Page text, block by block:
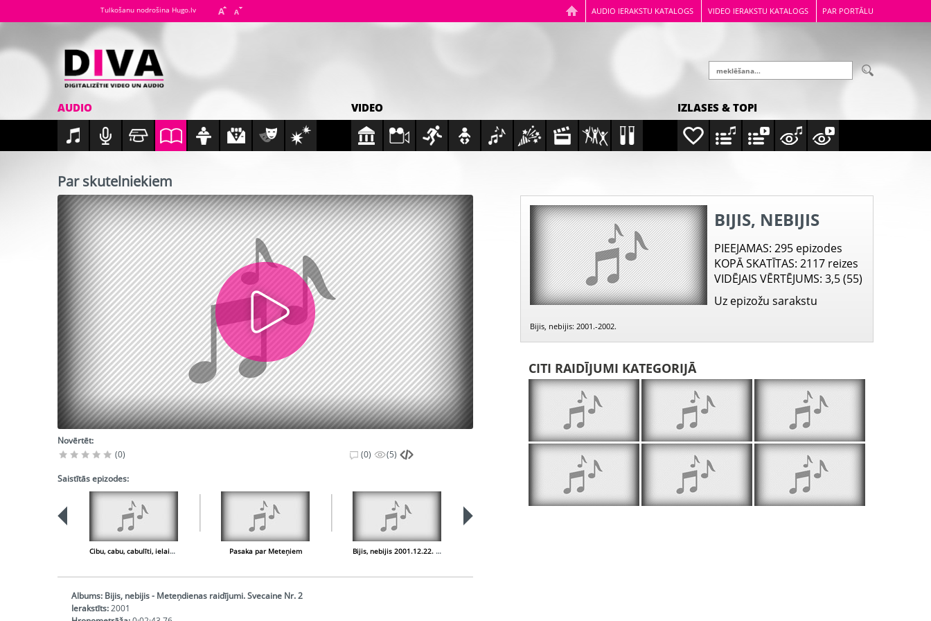
AUDIO IERAKSTU KATALOGS VIDEO IERAKSTU KATALOGS PAR PORTĀLU
Tulkošanu nodrošina Hugo.lv
AUDIO VIDEO IZLASES & TOPI
Par skutelniekiem
Novērtēt:
(0)
(0) (5)
Saistītās epizodes:
Cibu, cabu, cabulīti, ielaid mani istabā Pasaka par Meteņiem Bijis, nebijis 2001.12.22. - Ziemassvētku raidījums - Nerejati, ciemas suņi
Albums: Bijis, nebijis - Meteņdienas raidījumi. Svecaine Nr. 2
Ierakstīts:2001
BIJIS, NEBIJIS
PIEEJAMAS: 295 epizodes
KOPĀ SKATĪTAS: 2117 reizes
VIDĒJAIS VĒRTĒJUMS: 3,5 (55)
Uz epizožu sarakstu
Bijis, nebijis: 2001.-2002.
CITI RAIDĪJUMI KATEGORIJĀ